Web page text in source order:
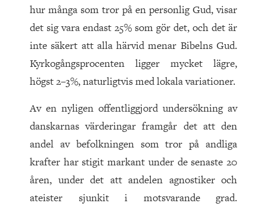
hur många som tror på en personlig Gud, visar
det sig vara endast 25% som gör det, och det är
inte säkert att alla härvid menar Bibelns Gud.
Kyrkogångsprocenten ligger mycket lägre,
högst 2–3%, naturligtvis med lokala variationer.
Av en nyligen offentliggjord undersökning av
danskarnas värderingar framgår det att den
andel av befolkningen som tror på andliga
krafter har stigit markant under de senaste 20
åren, under det att andelen agnostiker och
ateister sjunkit i motsvarande grad.